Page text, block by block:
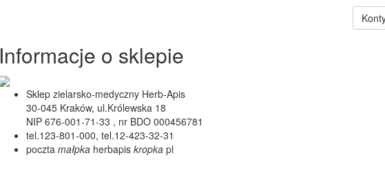
Informacje o sklepie
Sklep zielarsko-medyczny Herb-Apis
30-045 Kraków, ul.Królewska 18
NIP 676-001-71-33 , nr BDO 000456781
tel.123-801-000, tel.12-423-32-31
poczta małpka herbapis kropka pl